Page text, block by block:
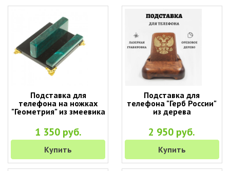
Подставка для
телефона на ножках
"Геометрия" из змеевика
1 350 руб.
Купить
Подставка для
телефона "Герб России"
из дерева
2 950 руб.
Купить